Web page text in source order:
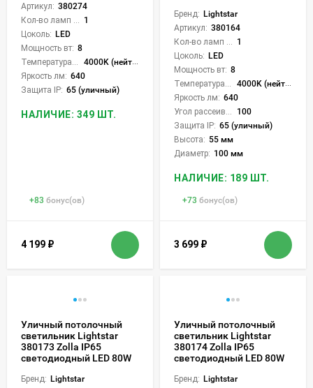
Артикул: 380274
1
Цоколь: LED
Мощность вт: 8
4000K (нейтральный)
Яркость лм: 640
Защита IP: 65 (уличный)
НАЛИЧИЕ: 349 ШТ.
+83 бонус(ов)
4 199 ₽
Бренд: Lightstar
Артикул: 380164
1
Цоколь: LED
Мощность вт: 8
4000K (нейтральный)
Яркость лм: 640
100
Защита IP: 65 (уличный)
Высота: 55 мм
Диаметр: 100 мм
НАЛИЧИЕ: 189 ШТ.
+73 бонус(ов)
3 699 ₽
Уличный потолочный
светильник Lightstar
380173 Zolla IP65
светодиодный LED 80W
Бренд: Lightstar
Уличный потолочный
светильник Lightstar
380174 Zolla IP65
светодиодный LED 80W
Бренд: Lightstar